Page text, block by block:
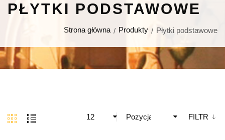
PŁYTKI PODSTAWOWE
Strona główna Produkty Płytki podstawowe
Pozycja FILTR
12